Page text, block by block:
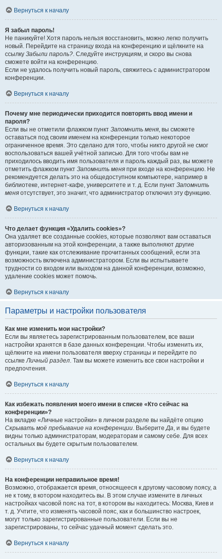
Вернуться к началу
Я забыл пароль!
Не паникуйте! Хотя пароль нельзя восстановить, можно легко получить
новый. Перейдите на страницу входа на конференцию и щёлкните на
ссылку Забыли пароль? . Следуйте инструкциям, и скоро вы снова
сможете войти на конференцию.
Если не удалось получить новый пароль, свяжитесь с администратором
конференции.
Вернуться к началу
Почему мне периодически приходится повторять ввод имени и
пароля?
Если вы не отметили флажком пункт Запомнить меня , вы сможете
оставаться под своим именем на конференции только некоторое
ограниченное время. Это сделано для того, чтобы никто другой не смог
воспользоваться вашей учётной записью. Для того чтобы вам не
приходилось вводить имя пользователя и пароль каждый раз, вы можете
отметить флажком пункт Запомнить меня при входе на конференцию. Не
рекомендуется делать это на общедоступном компьютере, например в
библиотеке, интернет-кафе, университете и т. д. Если пункт Запомнить
меня отсутствует, это значит, что администратор отключил эту функцию.
Вернуться к началу
Что делает функция «Удалить cookies»?
Она удаляет все созданные cookies, которые позволяют вам оставаться
авторизованным на этой конференции, а также выполняют другие
функции, такие как отслеживание прочитанных сообщений, если эта
возможность включена администратором. Если вы испытываете
трудности со входом или выходом на данной конференции, возможно,
удаление cookies может помочь.
Вернуться к началу
Параметры и настройки пользователя
Как мне изменить мои настройки?
Если вы являетесь зарегистрированным пользователем, все ваши
настройки хранятся в базе данных конференции. Чтобы изменить их,
щёлкните на имени пользователя вверху страницы и перейдите по
ссылке Личный раздел . Там вы можете изменить все свои настройки и
предпочтения.
Вернуться к началу
Как избежать появления моего имени в списке «Кто сейчас на
конференции»?
На вкладке «Личные настройки» в личном разделе вы найдёте опцию
Скрывать моё пребывание на конференции . Выберите Да , и вы будете
видны только администраторам, модераторам и самому себе. Для всех
остальных вы будете скрытым пользователем.
Вернуться к началу
На конференции неправильное время!
Возможно, отображается время, относящееся к другому часовому поясу, а
не к тому, в котором находитесь вы. В этом случае измените в личных
настройках часовой пояс на тот, в котором вы находитесь: Москва, Киев и
т. д. Учтите, что изменять часовой пояс, как и большинство настроек,
могут только зарегистрированные пользователи. Если вы не
зарегистрированы, то сейчас удачный момент сделать это.
Вернуться к началу